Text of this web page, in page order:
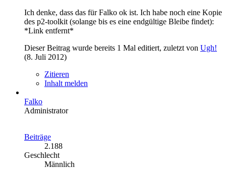
Ich denke, dass das für Falko ok ist. Ich habe noch eine Kopie
des p2-toolkit (solange bis es eine endgültige Bleibe findet):
*Link entfernt*
Dieser Beitrag wurde bereits 1 Mal editiert, zuletzt von Ugh!
(8. Juli 2012)
Zitieren
Inhalt melden
Falko
Administrator
Beiträge
2.188
Geschlecht
Männlich